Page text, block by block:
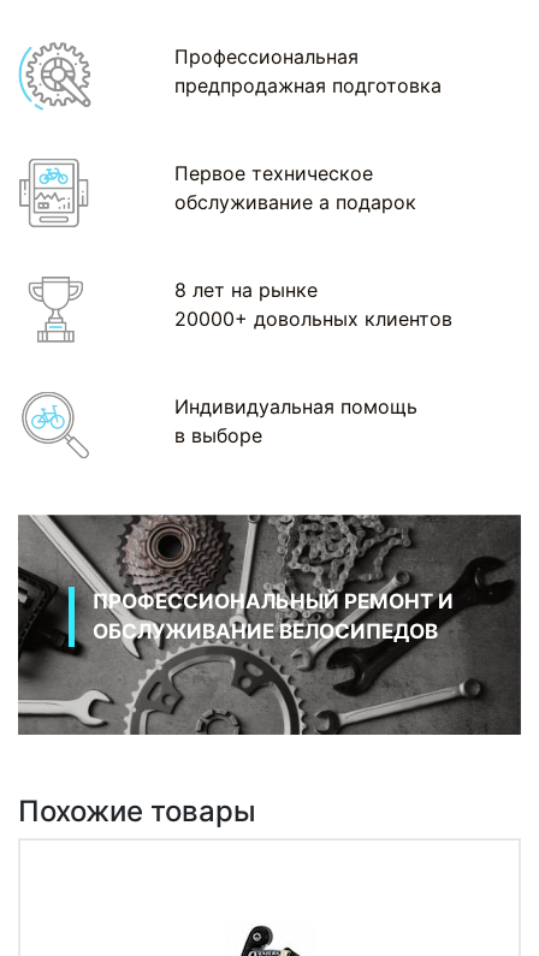
Профессиональная
предпродажная подготовка
Первое техническое
обслуживание а подарок
8 лет на рынке
20000+ довольных клиентов
Индивидуальная помощь
в выборе
ПРОФЕССИОНАЛЬНЫЙ РЕМОНТ И
ОБСЛУЖИВАНИЕ ВЕЛОСИПЕДОВ
Похожие товары